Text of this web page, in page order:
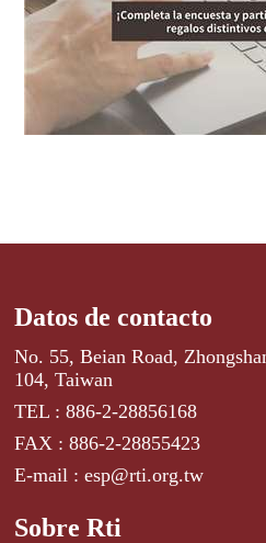
Datos de contacto
No. 55, Beian Road,
104, Taiwan
TEL : 886-2-28856168
FAX : 886-2-28855423
E-mail : esp@rti.org.tw
Sobre Rti